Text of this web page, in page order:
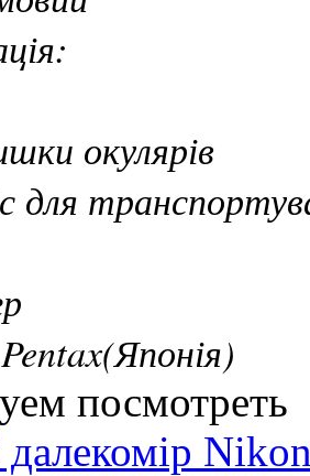
окулярів
для
посмотреть